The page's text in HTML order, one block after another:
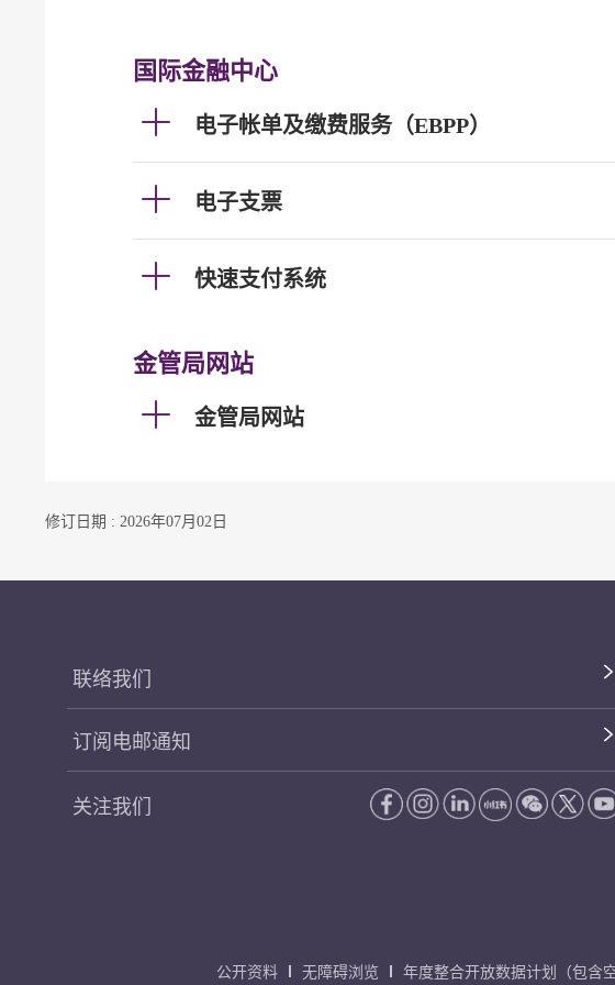
国际金融中心
电子帐单及缴费服务（EBPP）
电子支票
快速支付系统
金管局网站
金管局网站
修订日期 : 2026年07月02日
联络我们
订阅电邮通知
关注我们
公开资料 无障碍浏览 年度整合开放数据计划（包含